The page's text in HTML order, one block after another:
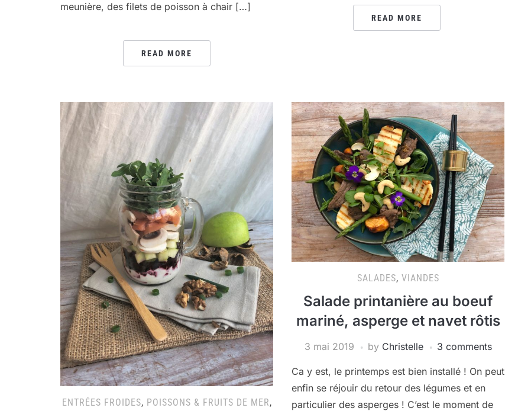
meunière, des filets de poisson à chair […]
READ MORE
READ MORE
ENTRÉES FROIDES, POISSONS & FRUITS DE MER,
SALADES, VIANDES
Salade printanière au boeuf
mariné, asperge et navet rôtis
3 mai 2019 by Christelle 3 comments
Ca y est, le printemps est bien installé ! On peut
enfin se réjouir du retour des légumes et en
particulier des asperges ! C’est le moment de